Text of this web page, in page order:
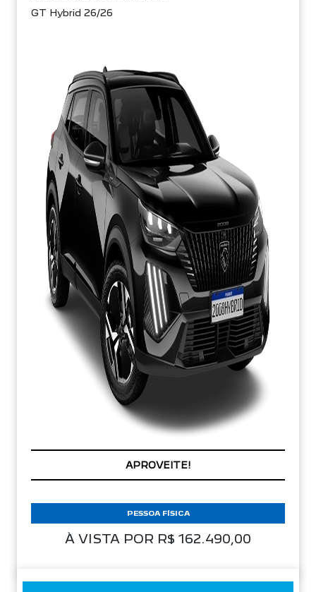
GT Hybrid 26/26
COM SEU USADO NA TROCA
À VISTA POR R$ 162.490,00
PESSOA FÍSICA